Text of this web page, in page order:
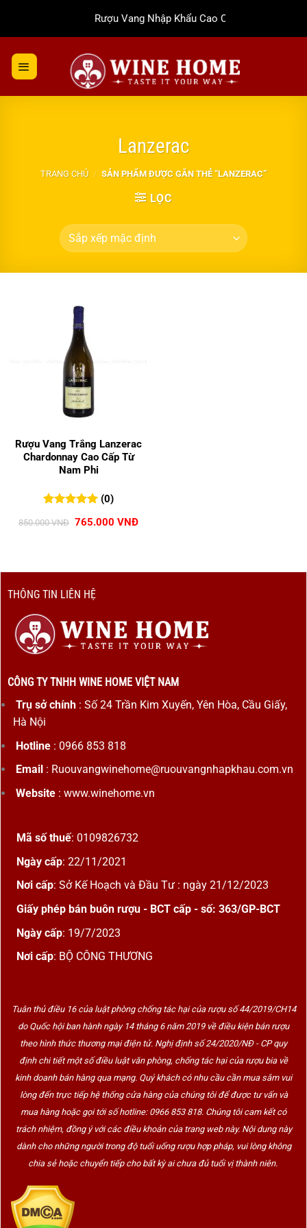
dung
Rượu Vang Nhập Khẩu Cao Cấp
Lanzerac
TRANG CHỦ / SẢN PHẨM ĐƯỢC GẮN THẺ “LANZERAC”
LỌC
Rượu Vang Trắng Lanzerac
Chardonnay Cao Cấp Từ
Nam Phi
đánh giá
(0)
850.000VNĐ Giá
765.000 VNĐGiá
THÔNG TIN LIÊN HỆ
CÔNG TY TNHH WINE HOME VIỆT NAM
Trụ sở chính: Số 24 Trần Kim Xuyến, Yên Hòa, Cầu Giấy,
Hà Nội
Hotline: 0966 853 818
Email : Ruouvangwinehome@ruouvangnhapkhau.com.vn
Website: www.winehome.vn
Mã số thuế: 0109826732
Ngày cấp: 22/11/2021
Nơi cấp: Sở Kế Hoạch và Đầu Tư : ngày 21/12/2023
Giấy phép bán buôn rượu - BCT cấp - số: 363/GP-BCT
Ngày cấp: 19/7/2023
Nơi cấp: BỘ CÔNG THƯƠNG
Tuân thủ điều 16 của luật phòng chống tác hại của rượu số 44/2019/CH14
do Quốc hội ban hành ngày 14 tháng 6 năm 2019 về điều kiện bán rượu
theo hình thức thương mại điện tử. Nghị định số 24/2020/NĐ - CP quy
định chi tiết một số điều luật văn phòng, chống tác hại của rượu bia về
kinh doanh bán hàng qua mạng. Quý khách có nhu cầu cần mua sắm vui
lòng đến trực tiếp hệ thống cửa hàng của chúng tôi để được tư vấn và
mua hàng hoặc gọi tới số hotline: 0966 853 818. Chúng tôi cam kết có
trách nhiệm, đồng ý với các điều khoản của trang web này. Nội dung này
dành cho những người trong độ tuổi uống rượu hợp pháp, vui lòng không
chia sẻ hoặc chuyển tiếp cho bất kỳ ai chưa đủ tuổi vị thành niên.